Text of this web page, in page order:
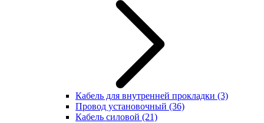
Кабель для внутренней прокладки (3)
Провод установочный (36)
Кабель силовой (21)